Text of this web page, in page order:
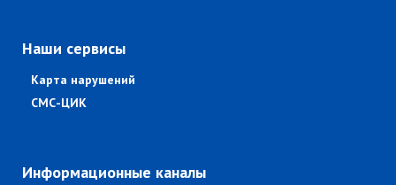
Наши сервисы
Карта нарушений
СМС-ЦИК
Информационные каналы